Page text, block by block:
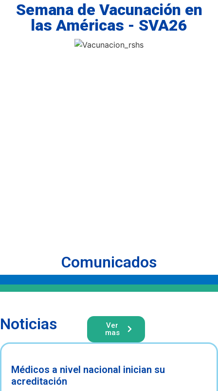
Semana de Vacunación en
las Américas - SVA26
Comunicados
Noticias
Ver
mas
Médicos a nivel nacional inician su
acreditación